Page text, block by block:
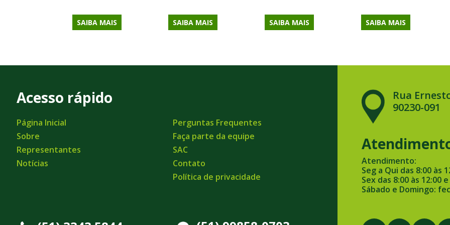
SAIBA MAIS SAIBA MAIS SAIBA MAIS SAIBA MAIS
Acesso rápido
Página Inicial
Sobre
Representantes
Notícias
Perguntas Frequentes
Faça parte da equipe
SAC
Contato
Política de privacidade
Rua
90230-091
Atendimento:
Seg a Qui das 8:00 às
Sex das 8:00 às 12:00
Sábado e Domingo: